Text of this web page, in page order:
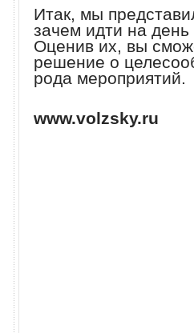
Итак, мы
зачем идти на
Оценив их, вы
решение о
рода мероприятий.
www.volzsky.ru